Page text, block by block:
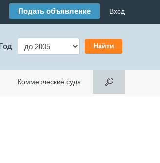
Подать объявление Вход
Год
Коммерческие суда